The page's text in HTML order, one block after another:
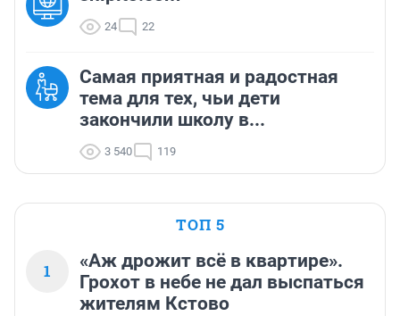
24 22
Самая приятная и радостная
тема для тех, чьи дети
закончили школу в...
3 540 119
ТОП 5
1
«Аж дрожит всё в квартире».
Грохот в небе не дал выспаться
жителям Кстово